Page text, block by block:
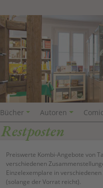
Bücher Autoren
Restposten
Preiswerte Kombi-Angebote von
verschiedenen
Einzelexemplare in
(solange der Vorrat reicht).